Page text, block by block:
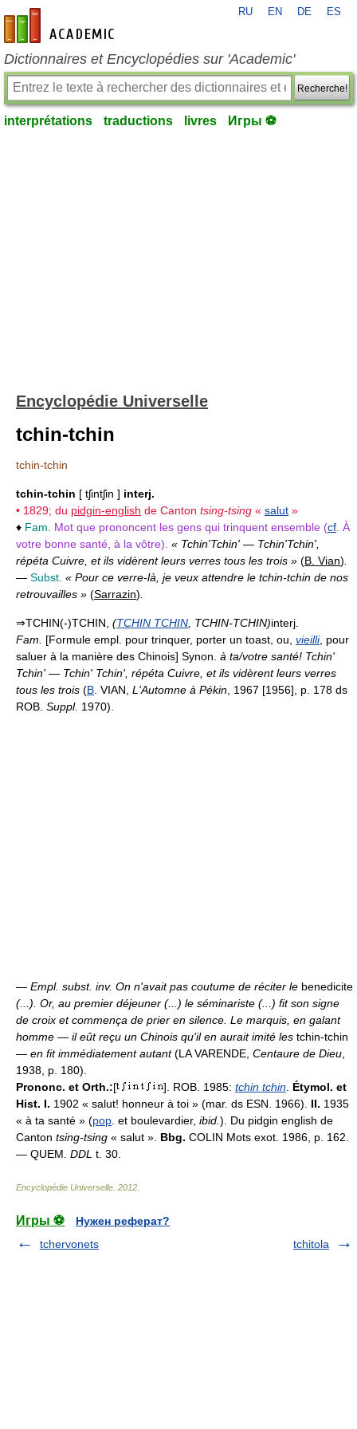
fr-academic.com
RU EN DE ES
Dictionnaires et Encyclopédies sur 'Academic'
Recherche!
interprétations traductions livres Игры ⚽
Encyclopédie Universelle
tchin-tchin
tchin-tchin
tchin-tchin [ tʃintʃin ] interj.
• 1829; du pidgin-english de Canton tsing-tsing « salut »
♦ Fam. Mot que prononcent les gens qui trinquent ensemble (cf . À
votre bonne santé, à la vôtre). « Tchin'Tchin' — Tchin'Tchin',
répéta Cuivre, et ils vidèrent leurs verres tous les trois » (B. Vian)
— Subst. « Pour ce verre-là, je veux attendre le tchin-tchin de nos
retrouvailles » (Sarrazin)
⇒TCHIN(-)TCHIN, (TCHIN TCHIN , TCHIN-TCHIN)interj.
Fam. [Formule empl. pour trinquer, porter un toast, ou, vieilli, pour
saluer à la manière des Chinois] Synon. à ta/votre santé! Tchin'
Tchin' — Tchin' Tchin', répéta Cuivre, et ils vidèrent leurs verres
tous les trois (B . VIAN, L'Automne à Pékin , 1967 [1956], p. 178 ds
ROB. Suppl. 1970).
— Empl. subst. inv. On n'avait pas coutume de réciter le benedicite
(...). Or, au premier déjeuner (...) le séminariste (...) fit son signe
de croix et commença de prier en silence. Le marquis, en galant
homme — il eût reçu un Chinois qu'il en aurait imité les tchin-tchin
— en fit immédiatement autant(LA VARENDE, Centaure de Dieu
1938, p. 180).
Prononc. et Orth.:[ ]. ROB. 1985: tchin tchin Étymol. et
Hist. I. 1902 « salut! honneur à toi » (mar. ds ESN. 1966). II. 1935
« à ta santé » (pop . et boulevardier, ibid. ). Du pidgin english de
Canton tsing-tsing « salut ». Bbg. COLIN Mots exot. 1986, p. 162.
— QUEM. DDL t. 30.
Encyclopédie Universelle 2012
Игры ⚽
Нужен реферат?
tchervonets
tchitola